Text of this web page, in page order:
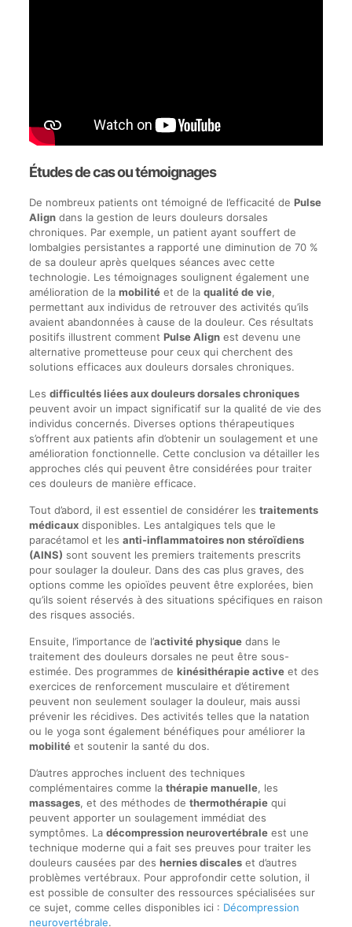
Études de cas ou témoignages
De nombreux patients ont témoigné de l’efficacité de Pulse
Aligndans la gestion de leurs douleurs dorsales
chroniques. Par exemple, un patient ayant souffert de
lombalgies persistantes a rapporté une diminution de 70 %
de sa douleur après quelques séances avec cette
technologie. Les témoignages soulignent également une
amélioration de la mobilitéet de la qualité de vie,
permettant aux individus de retrouver des activités qu’ils
avaient abandonnées à cause de la douleur. Ces résultats
positifs illustrent comment Pulse Alignest devenu une
alternative prometteuse pour ceux qui cherchent des
solutions efficaces aux douleurs dorsales chroniques.
Les difficultés liées aux douleurs dorsales chroniques
peuvent avoir un impact significatif sur la qualité de vie des
individus concernés. Diverses options thérapeutiques
s’offrent aux patients afin d’obtenir un soulagement et une
amélioration fonctionnelle. Cette conclusion va détailler les
approches clés qui peuvent être considérées pour traiter
ces douleurs de manière efficace.
Tout d’abord, il est essentiel de considérer les traitements
médicauxdisponibles. Les antalgiques tels que le
paracétamol et les anti-inflammatoires non stéroïdiens
(AINS) sont souvent les premiers traitements prescrits
pour soulager la douleur. Dans des cas plus graves, des
options comme les opioïdes peuvent être explorées, bien
qu’ils soient réservés à des situations spécifiques en raison
des risques associés.
Ensuite, l’importance de l’activité physiquedans le
traitement des douleurs dorsales ne peut être sous-
estimée. Des programmes de kinésithérapie activeet des
exercices de renforcement musculaire et d’étirement
peuvent non seulement soulager la douleur, mais aussi
prévenir les récidives. Des activités telles que la natation
ou le yoga sont également bénéfiques pour améliorer la
mobilitéet soutenir la santé du dos.
D’autres approches incluent des techniques
complémentaires comme la thérapie manuelle, les
massages, et des méthodes de thermothérapiequi
peuvent apporter un soulagement immédiat des
symptômes. La décompression neurovertébraleest une
technique moderne qui a fait ses preuves pour traiter les
douleurs causées par des hernies discaleset d’autres
problèmes vertébraux. Pour approfondir cette solution, il
est possible de consulter des ressources spécialisées sur
ce sujet, comme celles disponibles ici : Décompression
neurovertébrale.